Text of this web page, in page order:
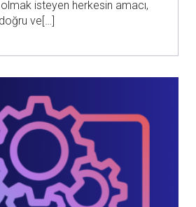
isteyen herkesin amacı,
ve[…]